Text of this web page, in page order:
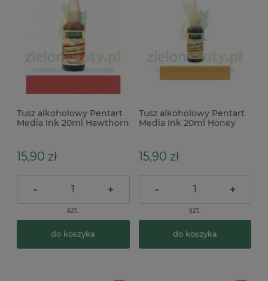
Tusz alkoholowy Pentart
Media Ink 20ml Hawthorn
15,90 zł
- +
szt.
do koszyka
Tusz alkoholowy Pentart
Media Ink 20ml Honey
15,90 zł
- +
szt.
do koszyka